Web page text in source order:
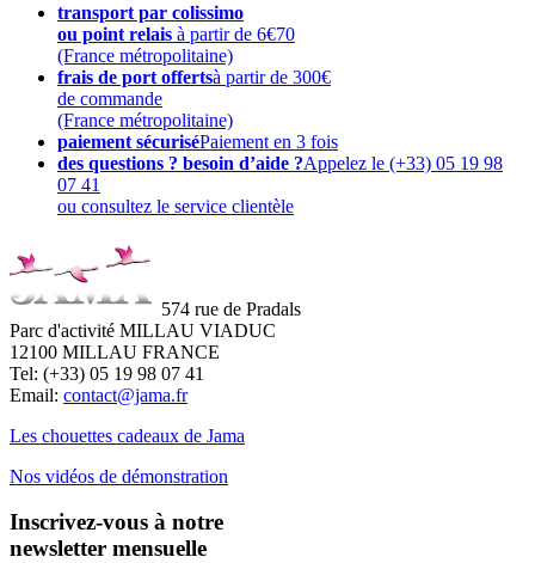
transport par colissimo
ou point relais à partir de 6€70
(France métropolitaine)
frais de port offertsà partir de 300€
de commande
(France métropolitaine)
paiement sécuriséPaiement en 3 fois
des questions ? besoin d’aide ?Appelez le (+33) 05 19 98
07 41
ou consultez le service clientèle
574 rue de Pradals
Parc d'activité MILLAU VIADUC
12100 MILLAU FRANCE
Tel: (+33) 05 19 98 07 41
Email: contact@jama.fr
Les chouettes cadeaux de Jama
Nos vidéos de démonstration
Inscrivez-vous à notre
newsletter mensuelle